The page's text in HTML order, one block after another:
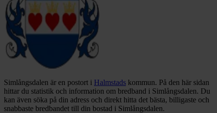
Simlångsdalen är en postort i Halmstads kommun. På den här sidan
hittar du statistik och information om bredband i Simlångsdalen. Du
kan även söka på din adress och direkt hitta det bästa, billigaste och
snabbaste bredbandet till din bostad i Simlångsdalen.